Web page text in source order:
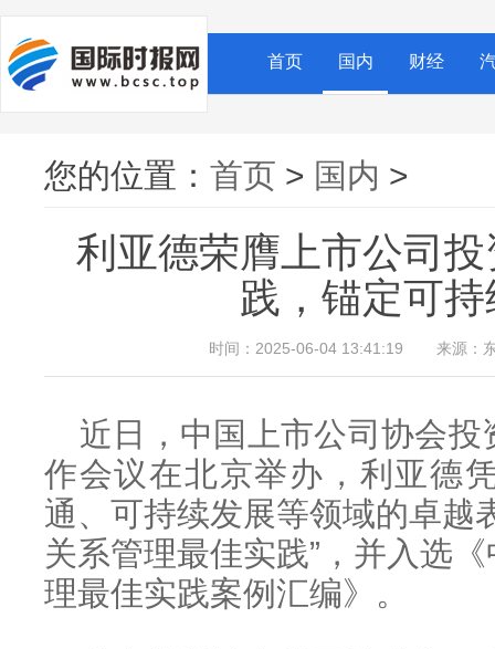
首页 国内 财经
您的位置： 首页 > 国内 >
利亚德荣膺上市公司
践，锚定可
时间：2025-06-04 13:41:19 来源：
近日，中国上市公司协会
作会议在北京举办，利亚德
通、可持续发展等领域的卓越
关系管理最佳实践”，并入选
理最佳实践案例汇编》。